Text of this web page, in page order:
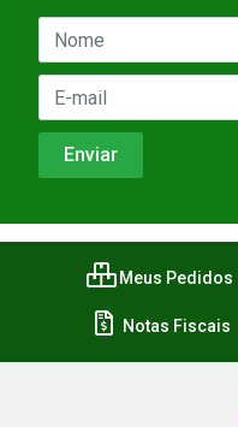
Meus Pedidos
Notas Fiscais